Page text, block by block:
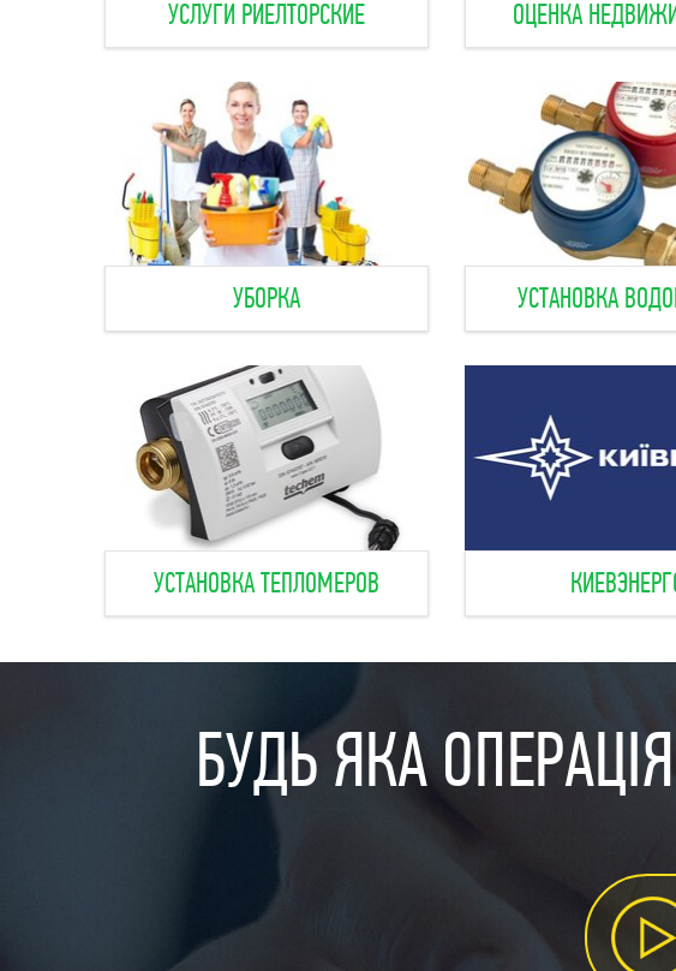
УСЛУГИ РИЕЛТОРСКИЕ ОЦЕНКА
УБОРКА УСТАНОВКА
УСТАНОВКА ТЕПЛОМЕРОВ
БУДЬ ЯКА